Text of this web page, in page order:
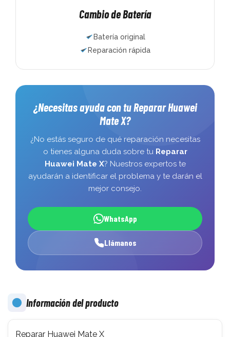
Cambio de Batería
Batería original
Reparación rápida
¿Necesitas ayuda con tu Reparar Huawei
Mate X?
¿No estás seguro de qué reparación necesitas
o tienes alguna duda sobre tu Reparar
Huawei Mate X? Nuestros expertos te
ayudarán a identificar el problema y te darán el
mejor consejo.
WhatsApp
Llámanos
Información del producto
Reparar Huawei Mate X